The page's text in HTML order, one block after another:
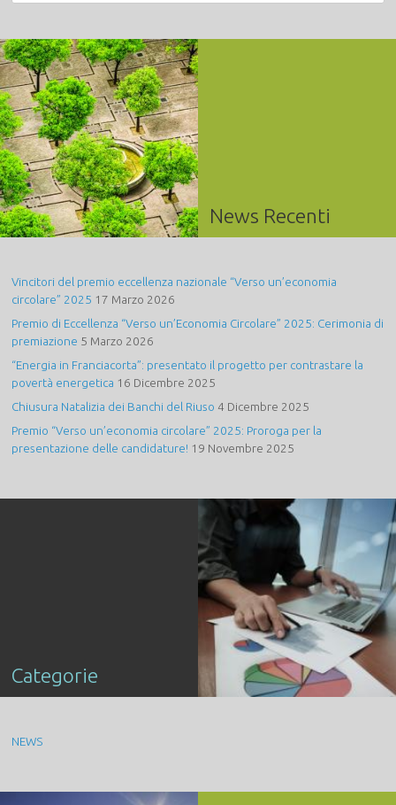
News Recenti
Vincitori del premio eccellenza nazionale “Verso un’economia
circolare” 2025 17 Marzo 2026
Premio di Eccellenza “Verso un’Economia Circolare” 2025: Cerimonia di
premiazione 5 Marzo 2026
“Energia in Franciacorta”: presentato il progetto per contrastare la
povertà energetica 16 Dicembre 2025
Chiusura Natalizia dei Banchi del Riuso 4 Dicembre 2025
Premio “Verso un’economia circolare” 2025: Proroga per la
presentazione delle candidature! 19 Novembre 2025
Categorie
NEWS